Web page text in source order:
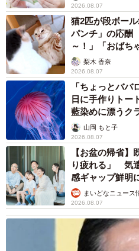
2026.08.07
猫2匹が段ボー
パンチ」の応酬
～！」「おばち
梨木 香奈
2026.08.07
「ちょっとバ
日に手作りト
藍染めに漂う
ごい」山岡 もと子
2026.08.07
【お盆の帰省】
り疲れる」 気
感ギャップ鮮明
まいどなニュース
2026.08.07